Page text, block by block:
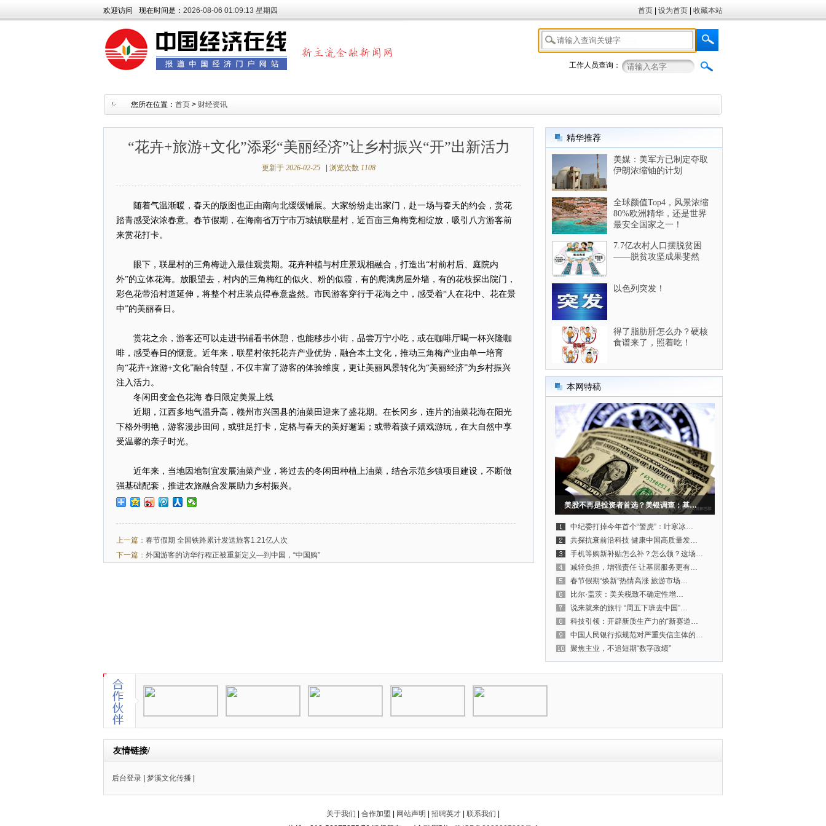
欢迎访问 现在时间是： 2026-08-06 01:09:13 星期四 首页 设为首页 收藏本站
工作人员查询：
您所在位置： 首页 > 财经资讯
“花卉+旅游+文化”添彩“美丽经济”让乡村振兴“开”出新活力
更新于 2026-02-25 浏览次数 1108
随着气温渐暖，春天的版图也正由南向北缓缓铺展。大家纷纷走出家门，赴一场与春天的约会，赏花
踏青感受浓浓春意。春节假期，在海南省万宁市万城镇联星村，近百亩三角梅竞相绽放，吸引八方游客前
来赏花打卡。
眼下，联星村的三角梅进入最佳观赏期。花卉种植与村庄景观相融合，打造出“村前村后、庭院内
外”的立体花海。放眼望去，村内的三角梅红的似火、粉的似霞，有的爬满房屋外墙，有的花枝探出院门，
彩色花带沿村道延伸，将整个村庄装点得春意盎然。市民游客穿行于花海之中，感受着“人在花中、花在景
中”的美丽春日。
赏花之余，游客还可以走进书铺看书休憩，也能移步小街，品尝万宁小吃，或在咖啡厅喝一杯兴隆咖
啡，感受春日的惬意。近年来，联星村依托花卉产业优势，融合本土文化，推动三角梅产业由单一培育
向“花卉+旅游+文化”融合转型，不仅丰富了游客的体验维度，更让美丽风景转化为“美丽经济”为乡村振兴
注入活力。
冬闲田变金色花海 春日限定美景上线
近期，江西多地气温升高，赣州市兴国县的油菜田迎来了盛花期。在长冈乡，连片的油菜花海在阳光
下格外明艳，游客漫步田间，或驻足打卡，定格与春天的美好邂逅；或带着孩子嬉戏游玩，在大自然中享
受温馨的亲子时光。
近年来，当地因地制宜发展油菜产业，将过去的冬闲田种植上油菜，结合示范乡镇项目建设，不断做
强基础配套，推进农旅融合发展助力乡村振兴。
上一篇： 春节假期 全国铁路累计发送旅客1.21亿人次
下一篇： 外国游客的访华行程正被重新定义—到中国，“中国购”
精华推荐
美媒：美军方已制定夺取
伊朗浓缩铀的计划
全球颜值Top4，风景浓缩
80%欧洲精华，还是世界
最安全国家之一！
7.7亿农村人口摆脱贫困
——脱贫攻坚成果斐然
以色列突发！
得了脂肪肝怎么办？硬核
食谱来了，照着吃！
本网特稿
美股不再是投资者首选？美银调查：基…
中纪委打掉今年首个“警虎”：叶寒冰…
共探抗衰前沿科技 健康中国高质量发…
手机等购新补贴怎么补？怎么领？这场…
减轻负担，增强责任 让基层服务更有…
春节假期“焕新”热情高涨 旅游市场…
比尔·盖茨：美关税致不确定性增…
说来就来的旅行 “周五下班去中国”…
科技引领：开辟新质生产力的“新赛道…
中国人民银行拟规范对严重失信主体的…
聚焦主业，不追短期“数字政绩”
友情链接/
后台登录 梦溪文化传播
关于我们 合作加盟 网站声明 招聘英才 联系我们